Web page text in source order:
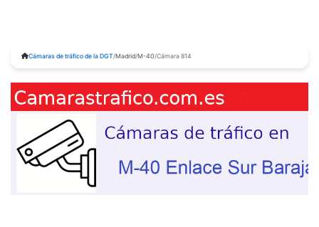
Cámaras de tráfico de la DGT/Madrid/M-40 /Cámara 814